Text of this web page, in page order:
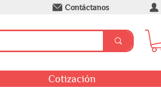
Contáctanos
Cotización